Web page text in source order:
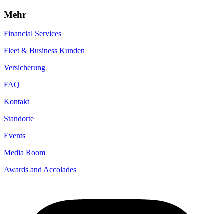
Mehr
Financial Services
Fleet & Business Kunden
Versicherung
FAQ
Kontakt
Standorte
Events
Media Room
Awards and Accolades